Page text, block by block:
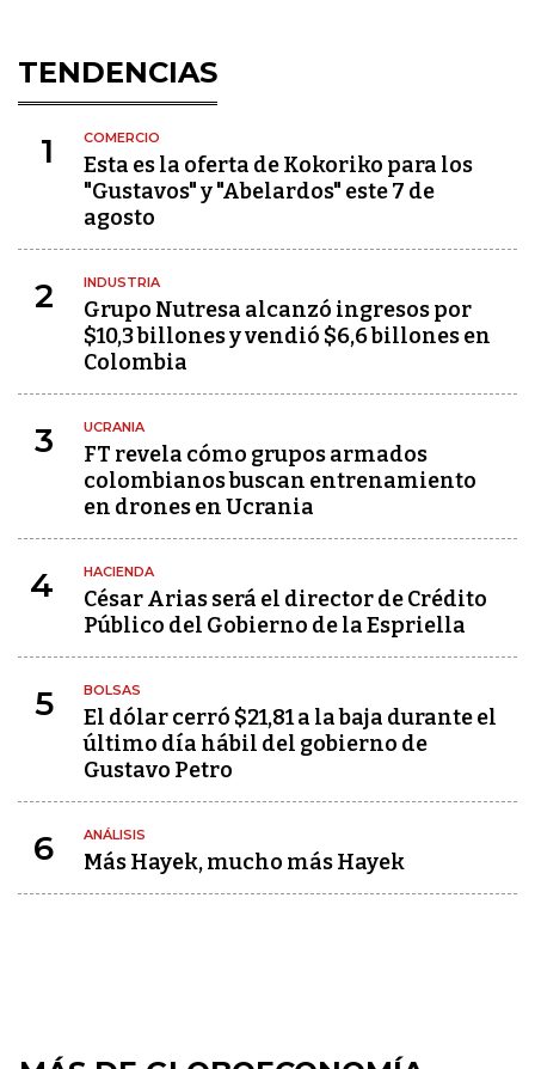
TENDENCIAS
1 COMERCIO
Esta es la oferta de Kokoriko para los
"Gustavos" y "Abelardos" este 7 de
agosto
2 INDUSTRIA
Grupo Nutresa alcanzó ingresos por
$10,3 billones y vendió $6,6 billones en
Colombia
3 UCRANIA
FT revela cómo grupos armados
colombianos buscan entrenamiento
en drones en Ucrania
4 HACIENDA
César Arias será el director de Crédito
Público del Gobierno de la Espriella
5 BOLSAS
El dólar cerró $21,81 a la baja durante el
último día hábil del gobierno de
Gustavo Petro
6 ANÁLISIS
Más Hayek, mucho más Hayek